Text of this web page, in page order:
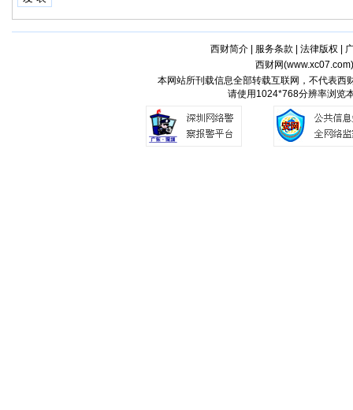
西财简介| 服务条款 法律版权
西财网(www.xc07.com
本网站所刊载信息全部转载互联网，不代表
请使用1024*768分辨率浏览